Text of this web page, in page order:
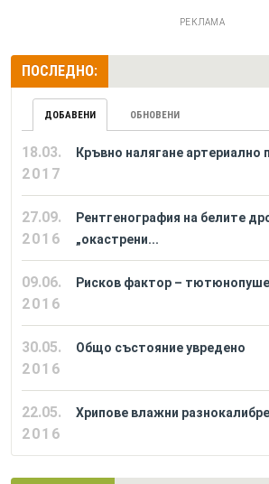
РЕКЛАМА
ПОСЛЕДНО:
ДОБАВЕНИ ОБНОВЕНИ
18.03.
2017
Кръвно налягане артериално
27.09.
2016
Рентгенография на белите
„окастрени...
09.06.
2016
Рисков фактор –
30.05.
2016
Общо състояние увредено
22.05.
2016
Хрипове влажни